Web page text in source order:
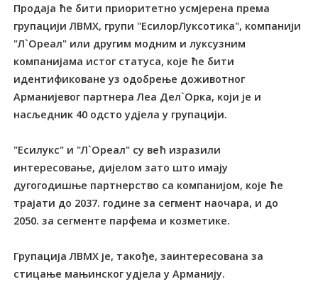
Продаја ће бити приоритетно усмјерена према
групацији ЛВМХ, групи "ЕсилорЛуксотика", компанији
"Л`Ореал" или другим модним и луксузним
компанијама истог статуса, које ће бити
идентификоване уз одобрење доживотног
Арманијевог партнера Леа Дел`Орка, који је и
насљедник 40 одсто удјела у групацији.
"Есилукс" и "Л`Ореал" су већ изразили
интересовање, дијелом зато што имају
дугогодишње партнерство са компанијом, које ће
трајати до 2037. године за сегмент наочара, и до
2050. за сегменте парфема и козметике.
Групација ЛВМХ је, такође, заинтересована за
стицање мањинског удјела у Арманију.